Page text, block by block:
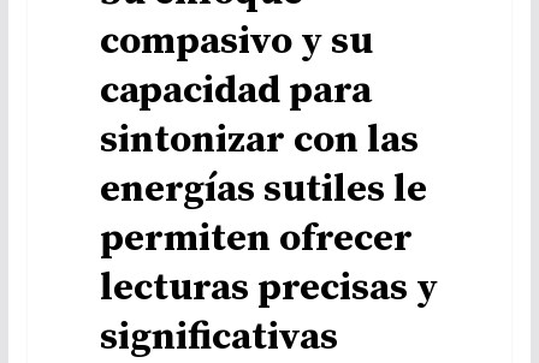
compasivo y su
capacidad para
sintonizar con las
energías sutiles le
permiten ofrecer
lecturas precisas y
significativas